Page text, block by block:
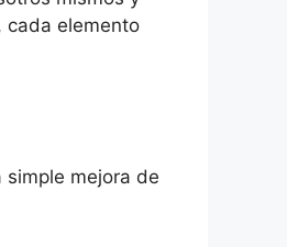
cada elemento
mejora de